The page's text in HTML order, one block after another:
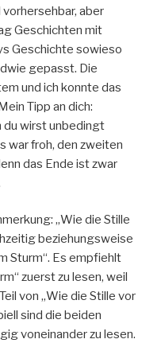
vorhersehbar, aber
Geschichten mit
Geschichte sowieso
gepasst. Die
und ich konnte das
Tipp an dich:
du wirst unbedingt
war froh, den zweiten
das Ende ist zwar
„Wie die Stille
beziehungsweise
Sturm“. Es empfiehlt
zuerst zu lesen, weil
von „Wie die Stille vor
sind die beiden
voneinander zu lesen.